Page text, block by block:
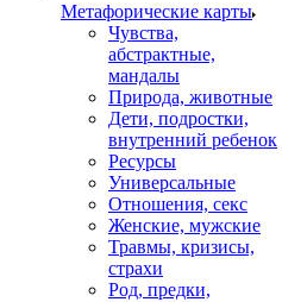
Mетафорические карты
Чувства,
абстрактные,
мандалы
Природа, животные
Дети, подростки,
внутренний ребенок
Ресурсы
Универсальные
Отношения, секс
Женские, мужские
Травмы, кризисы,
страхи
Род, предки,